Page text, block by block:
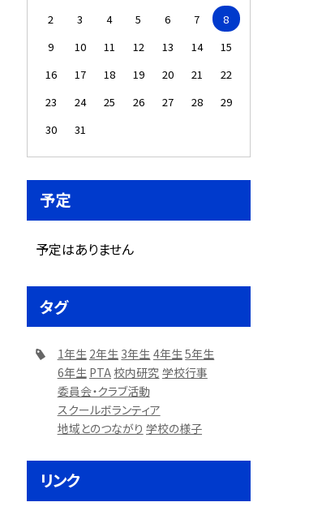
2
3 4 5 6 7
8
9
10 11 12 13 14
15
16
17 18 19 20 21
22
23
24 25 26 27 28
29
30
31
予定
予定はありません
タグ
1年生 2年生 3年生 4年生 5年生
6年生 PTA 校内研究 学校行事
委員会・クラブ活動
スクールボランティア
地域とのつながり 学校の様子
リンク